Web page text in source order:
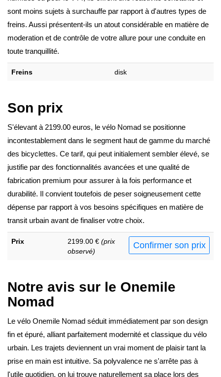
sont moins sujets à surchauffe par rapport à d'autres types de
freins. Aussi présentent-ils un atout considérable en matière de
moderation et de contrôle de votre allure pour une conduite en
toute tranquillité.
Freins disk
Son prix
S'élevant à 2199.00 euros, le vélo Nomad se positionne
incontestablement dans le segment haut de gamme du marché
des bicyclettes. Ce tarif, qui peut initialement sembler élevé, se
justifie par des fonctionnalités avancées et une qualité de
fabrication premium pour assurer à la fois performance et
durabilité. Il convient toutefois de peser soigneusement cette
dépense par rapport à vos besoins spécifiques en matière de
transit urbain avant de finaliser votre choix.
Prix 2199.00 € (prix
observé)
Confirmer son prix
Notre avis sur le Onemile
Nomad
Le vélo Onemile Nomad séduit immédiatement par son design
fin et épuré, alliant parfaitement modernité et classique du vélo
urbain. Les trajets deviennent un vrai moment de plaisir tant la
prise en main est intuitive. Sa polyvalence ne s'arrête pas à
l'utile quotidien, on lui trouve naturellement sa place lors des